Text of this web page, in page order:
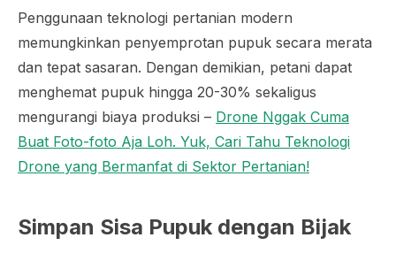
Penggunaan teknologi pertanian modern
memungkinkan penyemprotan pupuk secara merata
dan tepat sasaran. Dengan demikian, petani dapat
menghemat pupuk hingga 20-30% sekaligus
mengurangi biaya produksi – Drone Nggak Cuma
Buat Foto-foto Aja Loh. Yuk, Cari Tahu Teknologi
Drone yang Bermanfat di Sektor Pertanian!
Simpan Sisa Pupuk dengan Bijak